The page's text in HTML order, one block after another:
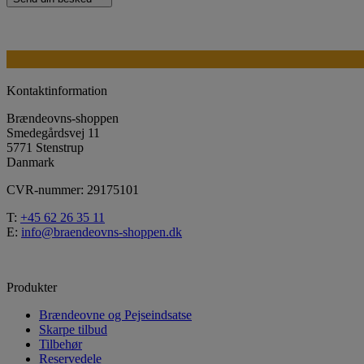
Kontaktinformation
Brændeovns-shoppen
Smedegårdsvej 11
5771 Stenstrup
Danmark
CVR-nummer: 29175101
T: +45 62 26 35 11
E: info@braendeovns-shoppen.dk
Produkter
Brændeovne og Pejseindsatse
Skarpe tilbud
Tilbehør
Reservedele